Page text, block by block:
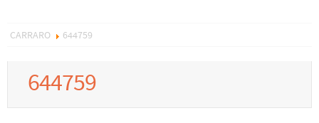
CARRARO 644759
644759